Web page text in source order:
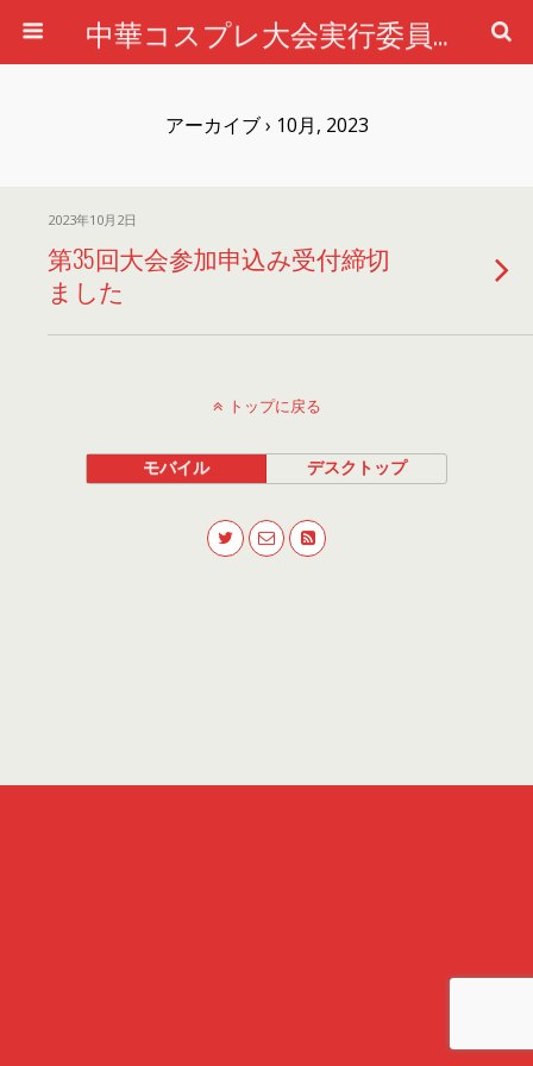
中華コスプレ大会実行委員会公式ホームページ
アーカイブ › 10月, 2023
2023年10月2日
第35回大会参加申込み受付締切
ました
トップに戻る
モバイル デスクトップ